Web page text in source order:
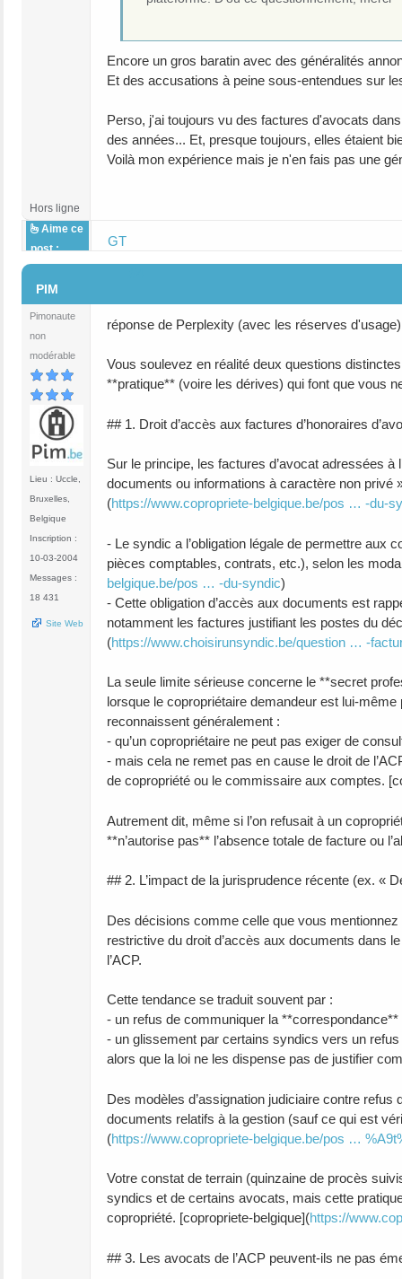
Encore un gros baratin avec des généralités
Et des accusations à peine sous-entendues sur
Perso, j'ai toujours vu des factures d'avocats
des années... Et, presque toujours, elles étaient
Voilà mon expérience mais je n'en fais pas une
Hors ligne
Aime ce
post :
GT
PIM
Pimonaute
non
modérable
Lieu : Uccle,
Bruxelles,
Belgique
Inscription :
10-03-2004
Messages :
18 431
Site Web
réponse de Perplexity (avec les réserves
Vous soulevez en réalité deux questions
**pratique** (voire les dérives) qui font que vous
## 1. Droit d’accès aux factures d’honoraires
Sur le principe, les factures d’avocat adressées
documents ou informations à caractère non privé
(https://www.copropriete-belgique.be/pos … -du-
- Le syndic a l’obligation légale de permettre aux
pièces comptables, contrats, etc.), selon les
belgique.be/pos … -du-syndic)
- Cette obligation d’accès aux documents est
notamment les factures justifiant les postes du
(https://www.choisirunsyndic.be/question … -
La seule limite sérieuse concerne le **secret
lorsque le copropriétaire demandeur est
reconnaissent généralement :
- qu’un copropriétaire ne peut pas exiger de
- mais cela ne remet pas en cause le droit de
de copropriété ou le commissaire aux comptes.
Autrement dit, même si l’on refusait à un
**n’autorise pas** l’absence totale de facture ou
## 2. L’impact de la jurisprudence récente (ex. «
Des décisions comme celle que vous
restrictive du droit d’accès aux documents dans
l’ACP.
Cette tendance se traduit souvent par :
- un refus de communiquer la
- un glissement par certains syndics vers un
alors que la loi ne les dispense pas de justifier
Des modèles d’assignation judiciaire contre
documents relatifs à la gestion (sauf ce qui est
(https://www.copropriete-belgique.be/pos …
Votre constat de terrain (quinzaine de procès
syndics et de certains avocats, mais cette
copropriété. [copropriete-belgique](https://
## 3. Les avocats de l’ACP peuvent‑ils ne pas